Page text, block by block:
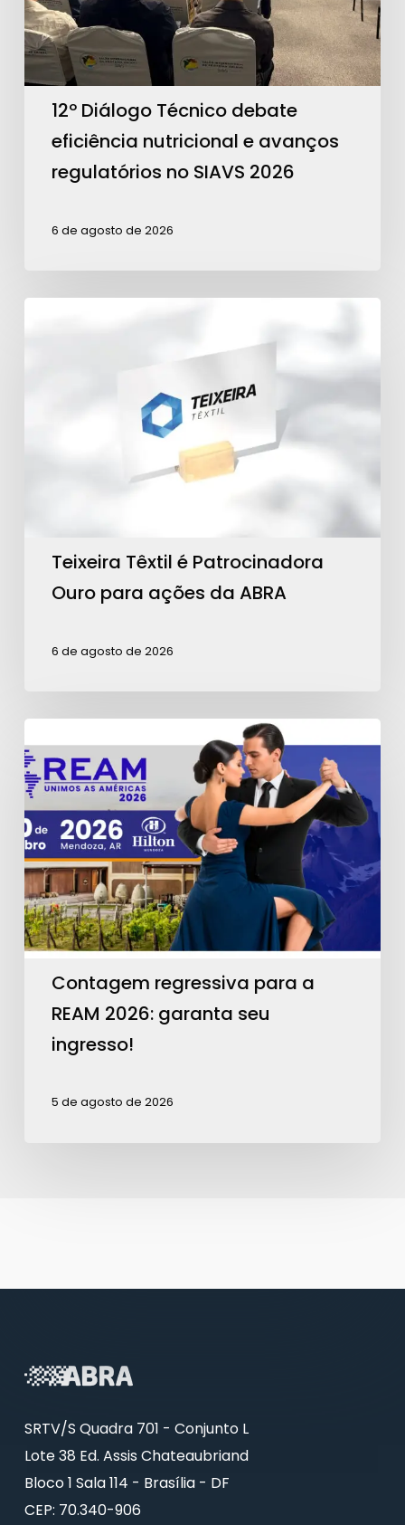
e
avanços
regulatórios
12º Diálogo Técnico debate
eficiência nutricional e avanços
regulatórios no SIAVS 2026
6 de agosto de 2026
Teixeira Têxtil é Patrocinadora
Ouro para ações da ABRA
6 de agosto de 2026
regressiva
para
a
REAM
2026:
garanta
seu
ingresso!
Contagem regressiva para a
REAM 2026: garanta seu
ingresso!
5 de agosto de 2026
SRTV/S Quadra 701 - Conjunto L
Lote 38 Ed. Assis Chateaubriand
Bloco 1 Sala 114 - Brasília - DF
CEP: 70.340-906